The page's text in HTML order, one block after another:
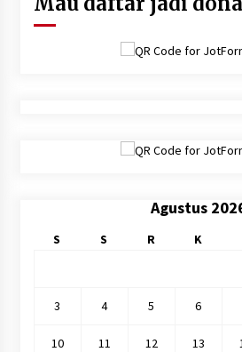
Agustus
S S R K
3 4 5 6
10 11 12 13